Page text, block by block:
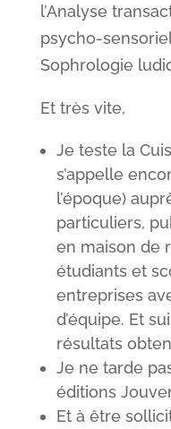
l’Analyse
psycho-
Sophrologie
Et très vite,
Je teste la
s’appelle
l’époque)
particuliers,
en maison de
étudiants et
entreprises
d’équipe. Et
résultats
Je ne tarde
éditions
Et à être